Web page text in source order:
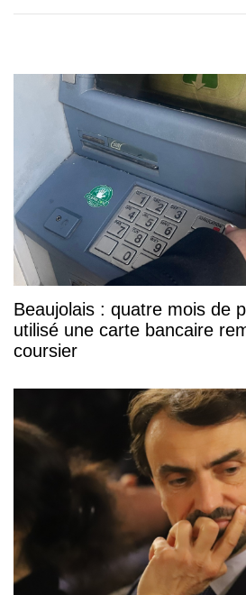
Beaujolais : quatre mois de
utilisé une carte bancaire
coursier